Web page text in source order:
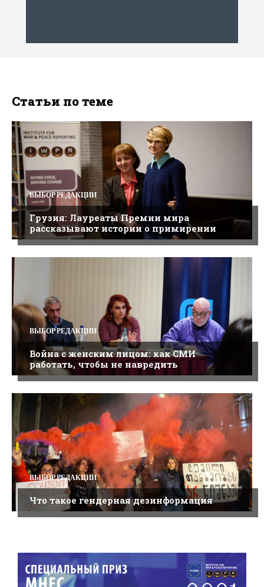
Статьи по теме
ВЫБОР РЕДАКЦИИ
Грузия: Лауреаты Премии мира
рассказывают истории о примирении
ВЫБОР РЕДАКЦИИ
Война с женским лицом: как СМИ
работать, чтобы не навредить
ВЫБОР РЕДАКЦИИ
Что такое гендерная дезинформация